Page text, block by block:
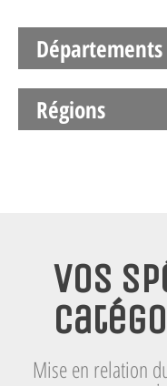
Départements
Régions
Vos
Mise en relation